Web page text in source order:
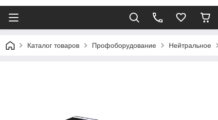
Каталог товаров Профоборудование Нейтральное